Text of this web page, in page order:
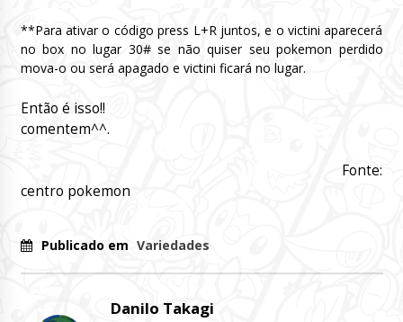
**Para ativar o código press L+R juntos, e o victini aparecerá
no box no lugar 30# se não quiser seu pokemon perdido
mova-o ou será apagado e victini ficará no lugar.
Então é isso!!
comentem^^.
Fonte:
centro pokemon
Publicado em Variedades
Danilo Takagi